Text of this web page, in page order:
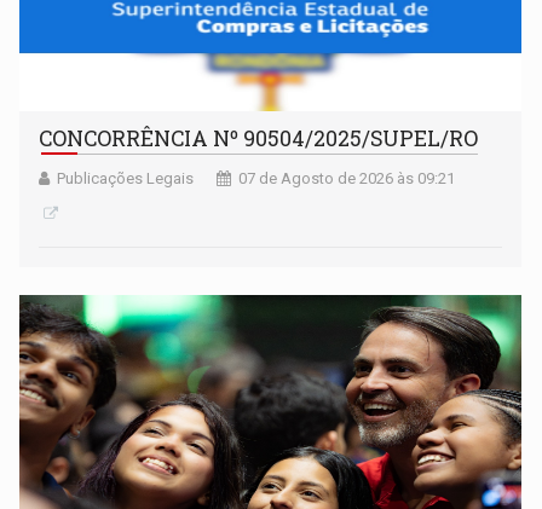
CONCORRÊNCIA Nº 90504/2025/SUPEL/RO
Publicações Legais 07 de Agosto de 2026 às 09:21